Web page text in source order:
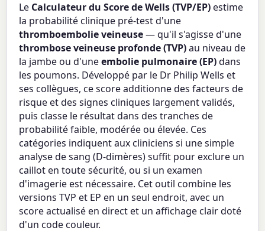
Le Calculateur du Score de Wells (TVP/EP)estime
la probabilité clinique pré-test d'une
thromboembolie veineuse— qu'il s'agisse d'une
thrombose veineuse profonde (TVP)au niveau de
la jambe ou d'uneembolie pulmonaire (EP)dans
les poumons. Développé par le Dr Philip Wells et
ses collègues, ce score additionne des facteurs de
risque et des signes cliniques largement validés,
puis classe le résultat dans des tranches de
probabilité faible, modérée ou élevée. Ces
catégories indiquent aux cliniciens si une simple
analyse de sang (D-dimères) suffit pour exclure un
caillot en toute sécurité, ou si un examen
d'imagerie est nécessaire. Cet outil combine les
versions TVP et EP en un seul endroit, avec un
score actualisé en direct et un affichage clair doté
d'un code couleur.